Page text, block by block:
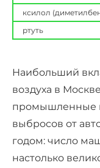
ксилол
ртуть
Наибольший
воздуха в
промышленные
выбросов от
годом: число
настолько